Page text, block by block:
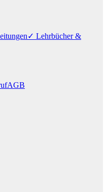
✓ Lehrbücher &
AGB